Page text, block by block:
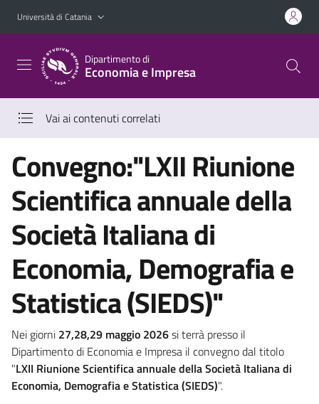
Vai al contenuto principale
Vai al menu di navigazione
Università di Catania
Dipartimento di
Economia e Impresa
Vai ai contenuti correlati
Convegno:"LXII Riunione
Scientifica annuale della
Società Italiana di
Economia, Demografia e
Statistica (SIEDS)"
Nei giorni 27,28,29 maggio 2026si terrà presso il
Dipartimento di Economia e Impresa il convegno dal titolo
"LXII Riunione Scientifica annuale della Società Italiana di
Economia, Demografia e Statistica (SIEDS)".